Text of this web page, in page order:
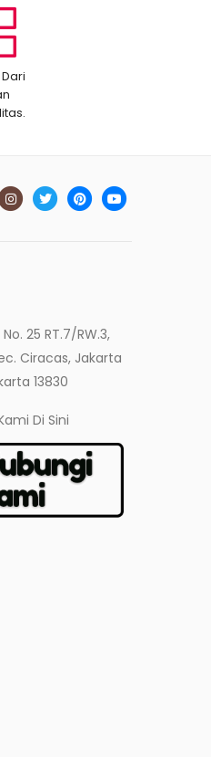
25 RT.7/RW.3,
Ciracas, Jakarta
13830
Di Sini